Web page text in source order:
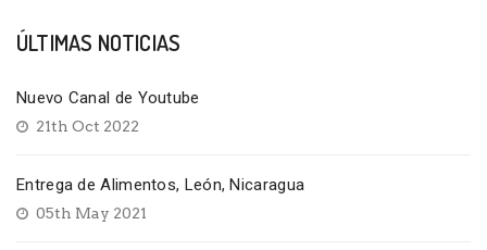
ÚLTIMAS NOTICIAS
Nuevo Canal de Youtube
21th Oct 2022
Entrega de Alimentos, León, Nicaragua
05th May 2021